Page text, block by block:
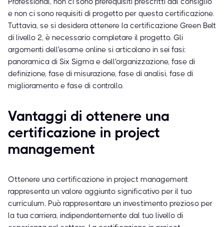
e non ci sono requisiti di progetto per questa certificazione.
Tuttavia, se si desidera ottenere la certificazione Green Belt
di livello 2, è necessario completare il progetto. Gli
argomenti dell'esame online si articolano in sei fasi:
panoramica di Six Sigma e dell'organizzazione, fase di
definizione, fase di misurazione, fase di analisi, fase di
miglioramento e fase di controllo.
Vantaggi di ottenere una
certificazione in project
management
Ottenere una certificazione in project management
rappresenta un valore aggiunto significativo per il tuo
curriculum. Può rappresentare un investimento prezioso per
la tua carriera, indipendentemente dal tuo livello di